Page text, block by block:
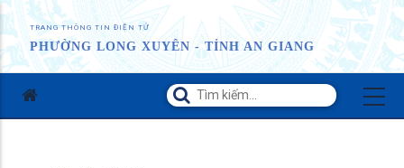
TRANG THÔNG TIN ĐIỆN TỬ
PHƯỜNG LONG XUYÊN - TỈNH AN GIANG